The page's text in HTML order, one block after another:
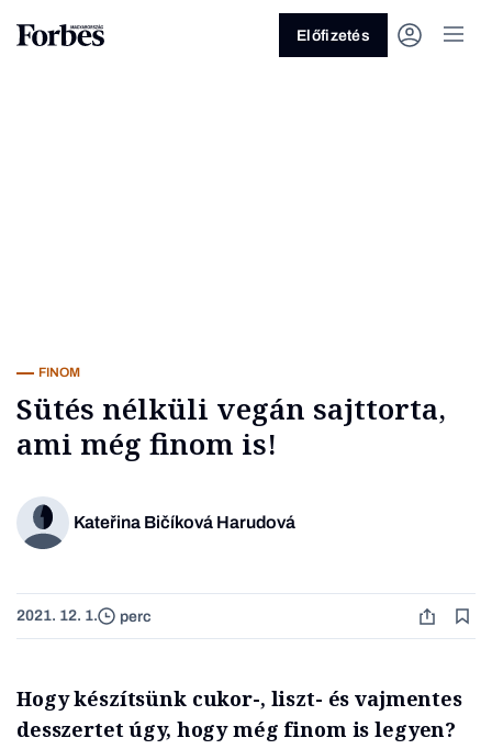
Előfizetés
FINOM
Sütés nélküli vegán sajttorta,
ami még finom is!
Kateřina Bičíková Harudová
2021. 12. 1. perc
Hogy készítsünk cukor-, liszt- és vajmentes
desszertet úgy, hogy még finom is legyen?